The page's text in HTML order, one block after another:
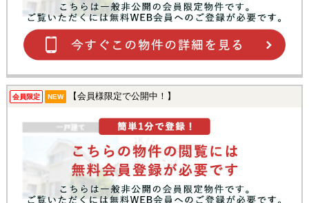
会員限定 NEW 【会員様限定で公開中！】